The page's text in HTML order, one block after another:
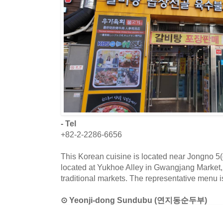
- Tel
+82-2-2286-6656
This Korean cuisine is located near Jongno
located at Yukhoe Alley in Gwangjang
traditional markets. The representative menu
⊙ Yeonji-dong Sundubu (연지동순두부)